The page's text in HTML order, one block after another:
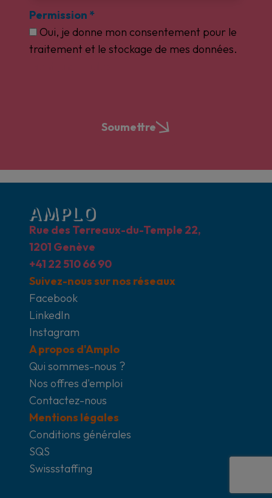
Permission *
Oui, je donne mon consentement pour le
traitement et le stockage de mes données.
Soumettre
Rue des Terreaux-du-Temple 22,
1201 Genève
+41 22 510 66 90
Suivez-nous sur nos réseaux
Facebook
LinkedIn
Instagram
A propos d'Amplo
Qui sommes-nous ?
Nos offres d'emploi
Contactez-nous
Mentions légales
Conditions générales
SQS
Swissstaffing